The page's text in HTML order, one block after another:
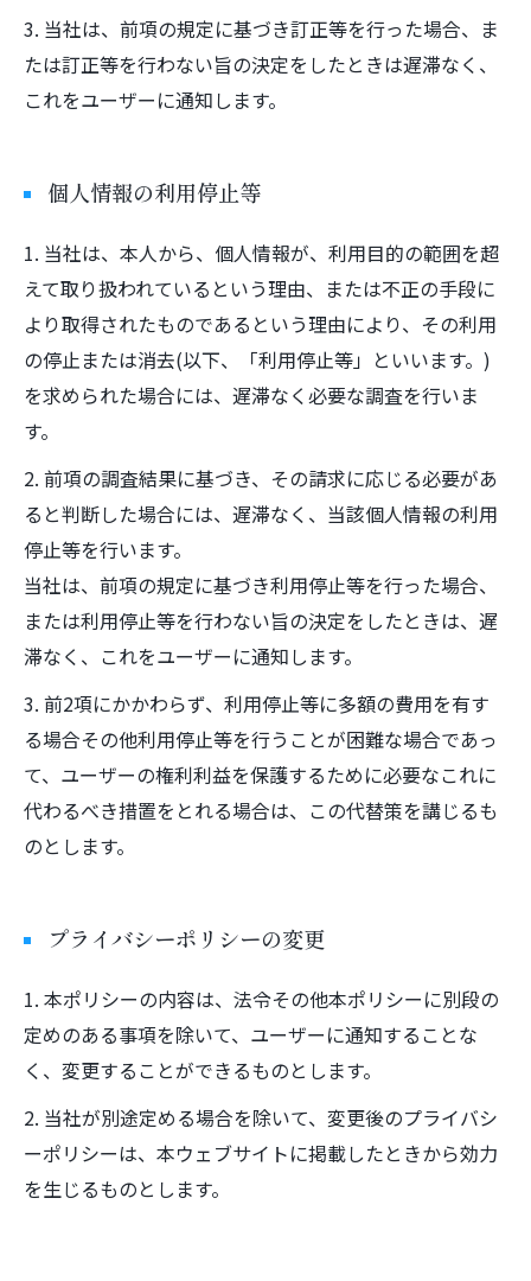
3. 当社は、前項の規定に基づき訂正等を行った場合、ま
たは訂正等を行わない旨の決定をしたときは遅滞なく、
これをユーザーに通知します。
個人情報の利用停止等
1. 当社は、本人から、個人情報が、利用目的の範囲を超
えて取り扱われているという理由、または不正の手段に
より取得されたものであるという理由により、その利用
の停止または消去(以下、「利用停止等」といいます。)
を求められた場合には、遅滞なく必要な調査を行いま
す。
2. 前項の調査結果に基づき、その請求に応じる必要があ
ると判断した場合には、遅滞なく、当該個人情報の利用
停止等を行います。
当社は、前項の規定に基づき利用停止等を行った場合、
または利用停止等を行わない旨の決定をしたときは、遅
滞なく、これをユーザーに通知します。
3. 前2項にかかわらず、利用停止等に多額の費用を有す
る場合その他利用停止等を行うことが困難な場合であっ
て、ユーザーの権利利益を保護するために必要なこれに
代わるべき措置をとれる場合は、この代替策を講じるも
のとします。
プライバシーポリシーの変更
1. 本ポリシーの内容は、法令その他本ポリシーに別段の
定めのある事項を除いて、ユーザーに通知することな
く、変更することができるものとします。
2. 当社が別途定める場合を除いて、変更後のプライバシ
ーポリシーは、本ウェブサイトに掲載したときから効力
を生じるものとします。